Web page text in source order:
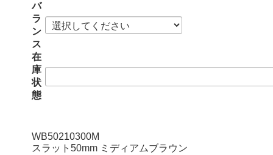
バ
ラ
ン
ス
在
庫
状
態
WB50210300M
スラット50mm ミディアムブラウン